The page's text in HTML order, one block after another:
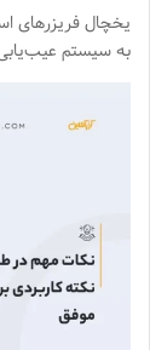
یخچال فریزرهای
به سیستم